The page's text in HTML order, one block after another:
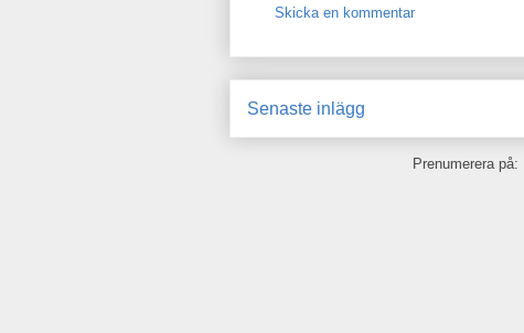
Skicka en kommentar
Senaste inlägg
Prenumerera på: